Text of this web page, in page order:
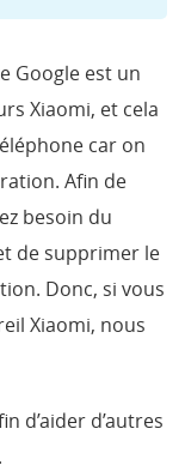
Google est un
Xiaomi, et cela
car on
Afin de
besoin du
de supprimer le
Donc, si vous
Xiaomi, nous
d’aider d’autres